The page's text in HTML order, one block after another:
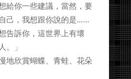
給你一些建議，當然，要
己，我想跟你說的是……
訴你，這世界上有壞
。」
欣賞蝴蝶、青蛙、花朵